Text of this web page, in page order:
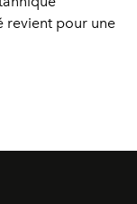
revient pour une